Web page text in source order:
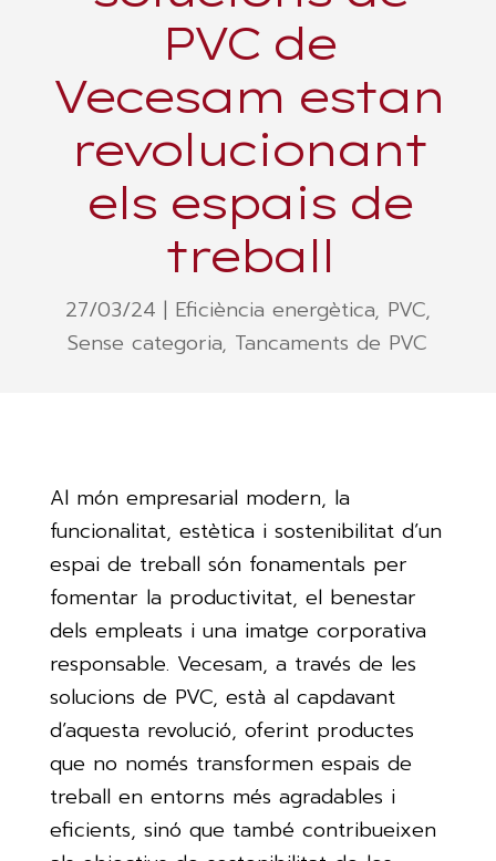
PVC de
Vecesam estan
revolucionant
els espais de
treball
27/03/24 | Eficiència energètica, PVC,
Sense categoria, Tancaments de PVC
Al món empresarial modern, la
funcionalitat, estètica i sostenibilitat d’un
espai de treball són fonamentals per
fomentar la productivitat, el benestar
dels empleats i una imatge corporativa
responsable. Vecesam, a través de les
solucions de PVC, està al capdavant
d’aquesta revolució, oferint productes
que no només transformen espais de
treball en entorns més agradables i
eficients, sinó que també contribueixen